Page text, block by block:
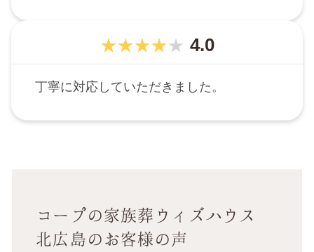
4.0
丁寧に対応していただきました。
コープの家族葬ウィズハウス
北広島のお客様の声